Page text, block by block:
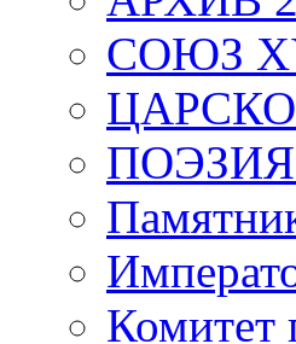
СОЮЗ
Комитет